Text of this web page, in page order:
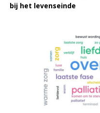
bij het levenseinde